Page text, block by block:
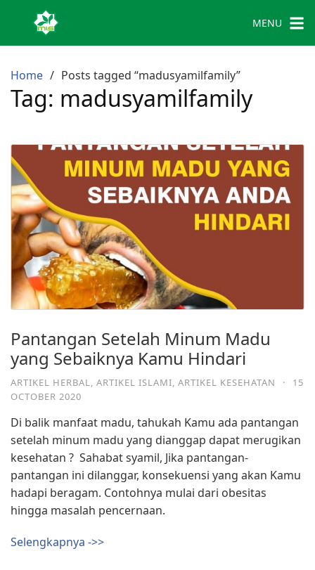
MENU
Home Posts tagged “madusyamilfamily”
Tag: madusyamilfamily
Pantangan Setelah Minum Madu
yang Sebaiknya Kamu Hindari
ARTIKEL HERBAL ARTIKEL ISLAMI ARTIKEL KESEHATAN ·
15
OCTOBER 2020
Di balik manfaat madu, tahukah Kamu ada pantangan
setelah minum madu yang dianggap dapat merugikan
kesehatan ?⁣ ⁣ Sahabat syamil, Jika pantangan-
pantangan ini dilanggar, konsekuensi yang akan Kamu
hadapi beragam. Contohnya mulai dari obesitas
hingga masalah pencernaan.⁣
Selengkapnya ->>